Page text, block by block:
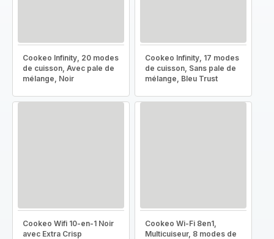
Cookeo Infinity, 20 modes
de cuisson, Avec pale de
mélange, Noir
Cookeo Infinity, 17 modes
de cuisson, Sans pale de
mélange, Bleu Trust
Cookeo Wifi 10-en-1 Noir
avec Extra Crisp
Cookeo Wi-Fi 8en1,
Multicuiseur, 8 modes de